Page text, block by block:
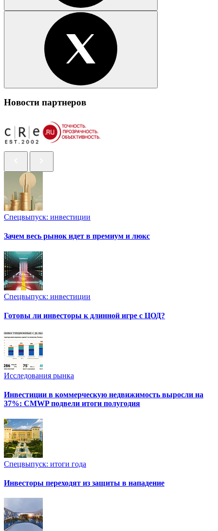
Новости партнеров
Спецвыпуск: инвестиции
Зачем весь рынок идет в премиум и люкс
Спецвыпуск: инвестиции
Готовы ли инвесторы к длинной игре с ЦОД?
Исследования рынка
Инвестиции в коммерческую недвижимость выросли на
37%: CMWP подвели итоги полугодия
Спецвыпуск: итоги года
Инвесторы переходят из защиты в нападение